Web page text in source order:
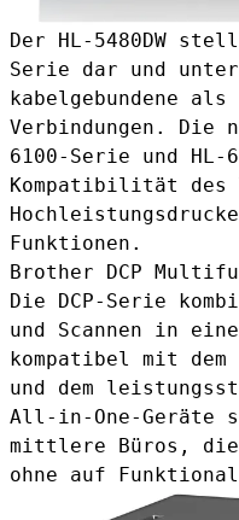
Der HL-5480DW
Serie dar und
kabelgebundene
Verbindungen. Die
6100-Serie und HL-
Kompatibilität des
Funktionen.
Brother DCP
Die DCP-Serie
und Scannen in
kompatibel mit dem
und dem
All-in-One-
mittlere Büros, die
ohne auf